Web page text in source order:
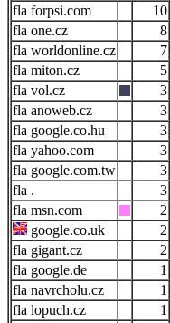
forpsi.com
10
one.cz
8
worldonline.cz
7
miton.cz
5
vol.cz
3
anoweb.cz
3
google.co.hu
3
yahoo.com
3
google.com.tw
3
.
3
msn.com
2
google.co.uk
2
gigant.cz
2
google.de
1
navrcholu.cz
1
lopuch.cz
1